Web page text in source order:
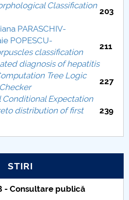
Classification
203
PARASCHIV-
POPESCU-
classification
diagnosis of hepatitis
211
Tree Logic
227
Conditional Expectation
distribution of first
239
STIRI
indexate – Centrul